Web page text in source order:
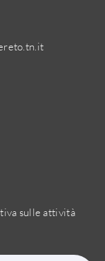
sulle attività